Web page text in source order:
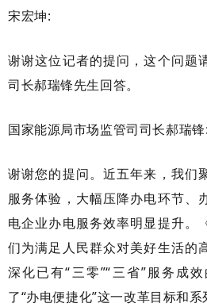
宋宏坤:
谢谢这位记者的提问，这个问题
司长郝瑞锋先生回答。
国家能源局市场监管司司长郝瑞锋:
谢谢您的提问。近五年来，我们
服务体验，大幅压降办电环节、
电企业办电服务效率明显提升。
们为满足人民群众对美好生活的
深化已有“三零”“三省”服务成
了“办电便捷化”这一改革目标和